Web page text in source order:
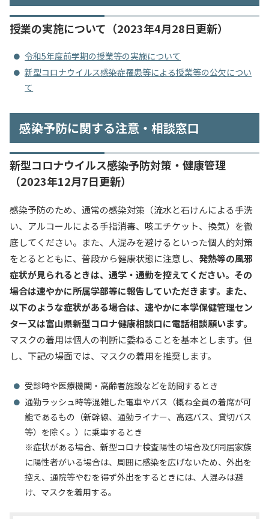
授業の実施について（2023年4月28日更新）
令和5年度前学期の授業等の実施について
新型コロナウイルス感染症罹患等による授業等の公欠につい
て
感染予防に関する注意・相談窓口
新型コロナウイルス感染予防対策・健康管理
（2023年12月7日更新）
感染予防のため、通常の感染対策（流水と石けんによる手洗
い、アルコールによる手指消毒、咳エチケット、換気）を徹
底してください。また、人混みを避けるといった個人的対策
をとるとともに、普段から健康状態に注意し、 発熱等の風邪
症状が見られるときは、通学・通勤を控えてください。その
場合は速やかに所属学部等に報告していただきます。また、
以下のような症状がある場合は、速やかに本学保健管理セン
ター又は富山県新型コロナ健康相談口に電話相談願います。
マスクの着用は個人の判断に委ねることを基本とします。但
し、下記の場面では、マスクの着用を推奨します。
受診時や医療機関・高齢者施設などを訪問するとき
通勤ラッシュ時等混雑した電車やバス（概ね全員の着席が可
能であるもの（新幹線、通勤ライナー、高速バス、貸切バス
等）を除く。）に乗車するとき
※症状がある場合、新型コロナ検査陽性の場合及び同居家族
に陽性者がいる場合は、周囲に感染を広げないため、外出を
控え、通院等やむを得ず外出をするときには、人混みは避
け、マスクを着用する。